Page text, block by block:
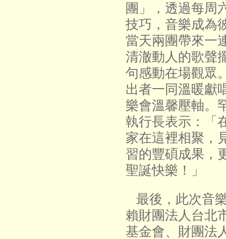
團」，透過每周
技巧，音樂成為
當天兩團帶來一
清澈動人的歌聲
句感動在場觀眾
出者一同溫暖獻
樂會溫馨壓軸。
執行長表示：「
家在這裡相聚，
習的豐碩成果，
聖誕快樂！」
最後，此次音
賴財團法人台北
基金會、財團法